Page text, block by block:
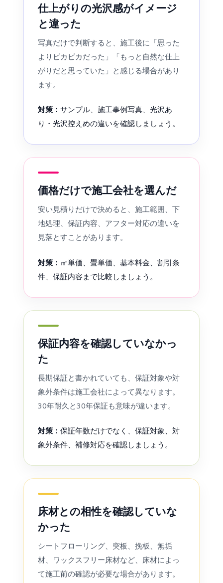
仕上がりの光沢感がイメージ
と違った
写真だけで判断すると、施工後に「思った
よりピカピカだった」「もっと自然な仕上
がりだと思っていた」と感じる場合があり
ます。
対策： サンプル、施工事例写真、光沢あ
り・光沢控えめの違いを確認しましょう。
価格だけで施工会社を選んだ
安い見積りだけで決めると、施工範囲、下
地処理、保証内容、アフター対応の違いを
見落とすことがあります。
対策： ㎡単価、畳単価、基本料金、割引条
件、保証内容まで比較しましょう。
保証内容を確認していなかっ
た
長期保証と書かれていても、保証対象や対
象外条件は施工会社によって異なります。
30年耐久と30年保証も意味が違います。
対策： 保証年数だけでなく、保証対象、対
象外条件、補修対応を確認しましょう。
床材との相性を確認していな
かった
シートフローリング、突板、挽板、無垢
材、ワックスフリー床材など、床材によっ
て施工前の確認が必要な場合があります。